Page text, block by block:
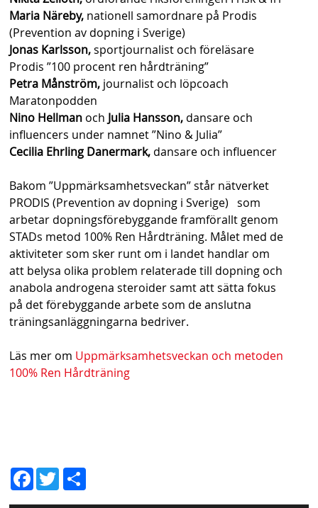
Maria Näreby, nationell samordnare på Prodis
(Prevention av dopning i Sverige)
Jonas Karlsson,sportjournalist och föreläsare
Prodis ”100 procent ren hårdträning”
Petra Månström, journalist och löpcoach
Maratonpodden
Nino Hellman och Julia Hansson, dansare och
influencers under namnet ”Nino & Julia”
Cecilia Ehrling Danermark, dansare och influencer
Bakom ”Uppmärksamhetsveckan” står nätverket
PRODIS (Prevention av dopning i Sverige) som
arbetar dopningsförebyggande framförallt genom
STADs metod 100% Ren Hårdträning. Målet med de
aktiviteter som sker runt om i landet handlar om
att belysa olika problem relaterade till dopning och
anabola androgena steroider samt att sätta fokus
på det förebyggande arbete som de anslutna
träningsanläggningarna bedriver.
Läs mer om Uppmärksamhetsveckan och metoden
100% Ren Hårdträning
Fac
ebo
Twit
ter
el